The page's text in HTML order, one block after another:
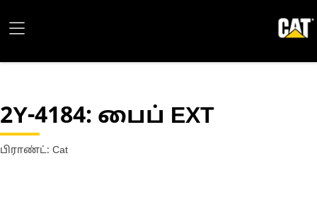
2Y-4184: பைப் EXT
பிராண்ட்: Cat